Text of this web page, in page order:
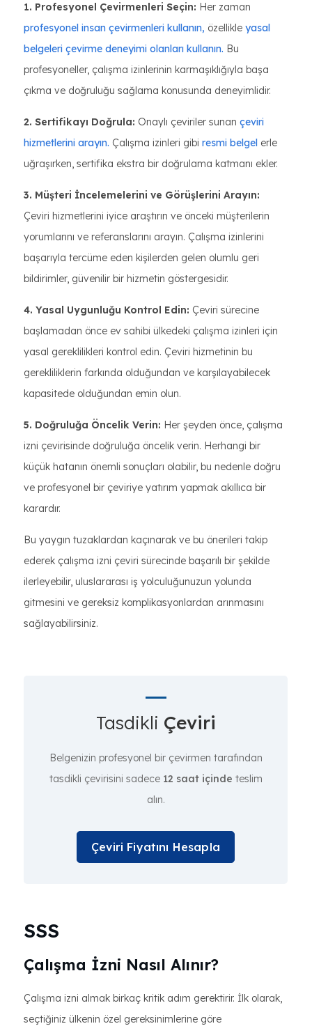
1. Profesyonel Çevirmenleri Seçin: Her zaman
profesyonel insan çevirmenleri kullanın, özellikle yasal
belgeleri çevirme deneyimi olanları kullanın. Bu
profesyoneller, çalışma izinlerinin karmaşıklığıyla başa
çıkma ve doğruluğu sağlama konusunda deneyimlidir.
2. Sertifikayı Doğrula: Onaylı çeviriler sunan çeviri
hizmetlerini arayın. Çalışma izinleri gibi resmi belgel erle
uğraşırken, sertifika ekstra bir doğrulama katmanı ekler.
3. Müşteri İncelemelerini ve Görüşlerini Arayın:
Çeviri hizmetlerini iyice araştırın ve önceki müşterilerin
yorumlarını ve referanslarını arayın. Çalışma izinlerini
başarıyla tercüme eden kişilerden gelen olumlu geri
bildirimler, güvenilir bir hizmetin göstergesidir.
4. Yasal Uygunluğu Kontrol Edin: Çeviri sürecine
başlamadan önce ev sahibi ülkedeki çalışma izinleri için
yasal gereklilikleri kontrol edin. Çeviri hizmetinin bu
gerekliliklerin farkında olduğundan ve karşılayabilecek
kapasitede olduğundan emin olun.
5. Doğruluğa Öncelik Verin: Her şeyden önce, çalışma
izni çevirisinde doğruluğa öncelik verin. Herhangi bir
küçük hatanın önemli sonuçları olabilir, bu nedenle doğru
ve profesyonel bir çeviriye yatırım yapmak akıllıca bir
karardır.
Bu yaygın tuzaklardan kaçınarak ve bu önerileri takip
ederek çalışma izni çeviri sürecinde başarılı bir şekilde
ilerleyebilir, uluslararası iş yolculuğunuzun yolunda
gitmesini ve gereksiz komplikasyonlardan arınmasını
sağlayabilirsiniz.
Tasdikli Çeviri
Belgenizin profesyonel bir çevirmen tarafından
tasdikli çevirisini sadece 12 saat içinde teslim
alın.
Çeviri Fiyatını Hesapla
SSS
Çalışma İzni Nasıl Alınır?
Çalışma izni almak birkaç kritik adım gerektirir. İlk olarak,
seçtiğiniz ülkenin özel gereksinimlerine göre